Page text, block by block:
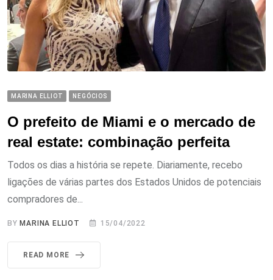
MARINA ELLIOT NEGÓCIOS
O prefeito de Miami e o mercado de
real estate: combinação perfeita
Todos os dias a história se repete. Diariamente, recebo
ligações de várias partes dos Estados Unidos de potenciais
compradores de...
BYMARINA ELLIOT 15/04/2022
READ MORE